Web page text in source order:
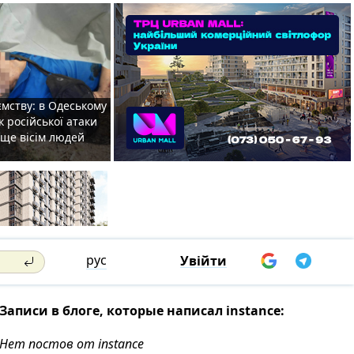
в Одеському
російської атаки
вісім людей
рус Увійти
Записи в блоге, которые написал instance:
Нет постов от instance